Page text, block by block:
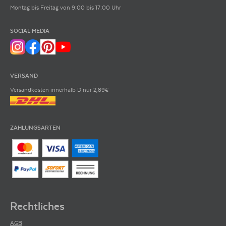
Montag bis Freitag von 9:00 bis 17:00 Uhr
SOCIAL MEDIA
VERSAND
Versandkosten innerhalb D nur 2,89€
ZAHLUNGSARTEN
Rechtliches
AGB